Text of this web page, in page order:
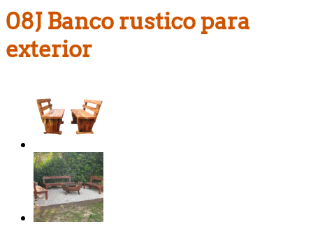
08J Banco rustico para
exterior